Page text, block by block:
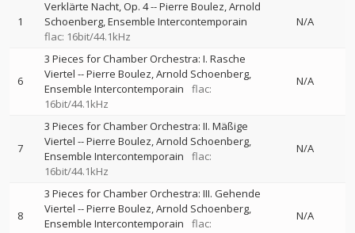
1
Verklärte Nacht, Op. 4--Pierre Boulez Arnold
Schoenberg Ensemble Intercontemporain
flac: 16bit/44.1kHz
N/A
6
3 Pieces for Chamber Orchestra: I. Rasche
Viertel --Pierre Boulez Arnold Schoenberg
Ensemble Intercontemporain
flac:
16bit/44.1kHz
N/A
7
3 Pieces for Chamber Orchestra: II. Mäßige
Viertel --Pierre Boulez Arnold Schoenberg
Ensemble Intercontemporain
flac:
16bit/44.1kHz
N/A
8
3 Pieces for Chamber Orchestra: III. Gehende
Viertel --Pierre Boulez Arnold Schoenberg
Ensemble Intercontemporain
flac:
N/A